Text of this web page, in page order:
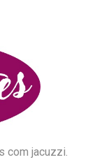
com jacuzzi.